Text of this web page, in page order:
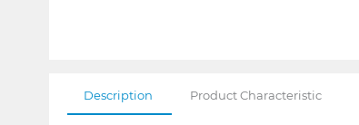
Description Product Characteristic